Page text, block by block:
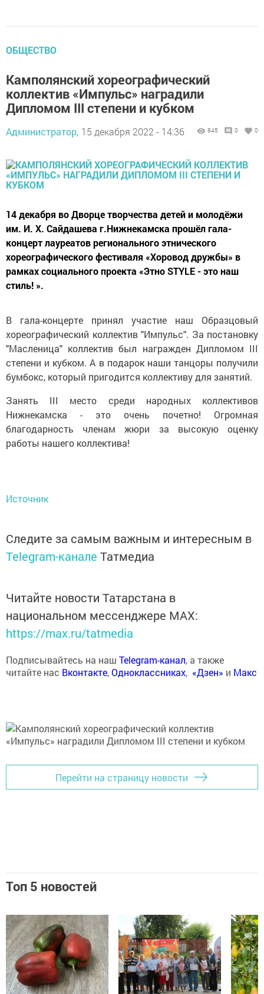
ОБЩЕСТВО
Камполянский хореографический
коллектив «Импульс» наградили
Дипломом III степени и кубком
Администратор, 15 декабря 2022 - 14:36 845 0 0
14 декабря во Дворце творчества детей и молодёжи
им. И. Х. Сайдашева г.Нижнекамска прошёл гала-
концерт лауреатов регионального этнического
хореографического фестиваля «Хоровод дружбы» в
рамках социального проекта «Этно STYLE - это наш
стиль! ».
В гала-концерте принял участие наш Образцовый
хореографический коллектив "Импульс". За постановку
"Масленица" коллектив был награжден Дипломом III
степени и кубком. А в подарок наши танцоры получили
бумбокс, который пригодится коллективу для занятий.
Занять III место среди народных коллективов
Нижнекамска - это очень почетно! Огромная
благодарность членам жюри за высокую оценку
работы нашего коллектива!
Источник
Следите за самым важным и интересным в
Telegram-канале Татмедиа
Читайте новости Татарстана в
национальном мессенджере MАХ:
https://max.ru/tatmedia
Подписывайтесь на наш Telegram-канал, а также
читайте нас Вконтакте,Одноклассниках, «Дзен» и Макс
Перейти на страницу новости
Топ 5 новостей